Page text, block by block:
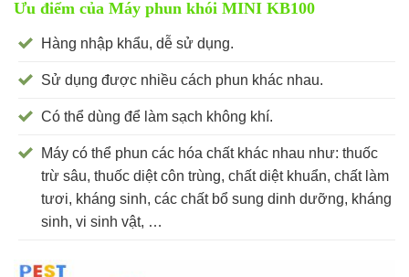
Ưu điểm của Máy phun khói MINI KB100
Hàng nhập khẩu, dễ sử dụng.
Sử dụng được nhiều cách phun khác nhau.
Có thể dùng để làm sạch không khí.
Máy có thể phun các hóa chất khác nhau như: thuốc
trừ sâu, thuốc diệt côn trùng, chất diệt khuẩn, chất làm
tươi, kháng sinh, các chất bổ sung dinh dưỡng, kháng
sinh, vi sinh vật, …